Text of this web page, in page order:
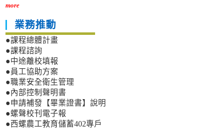
more
業務推動
●課程總體計畫
●課程諮詢
●中途離校填報
●員工協助方案
●職業安全衛生管理
●內部控制聲明書
●申請補發【畢業證書】說明
●螺聲校刊電子報
●西螺農工教育儲蓄402專戶